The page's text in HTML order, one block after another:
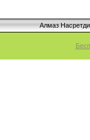
Алмаз